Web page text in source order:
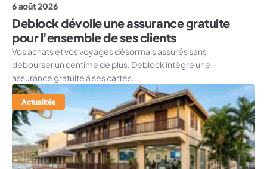
6 août 2026
Deblock dévoile une assurance gratuite
pour l'ensemble de ses clients
Vos achats et vos voyages désormais assurés sans
débourser un centime de plus, Deblock intègre une
assurance gratuite à ses cartes.
Actualités